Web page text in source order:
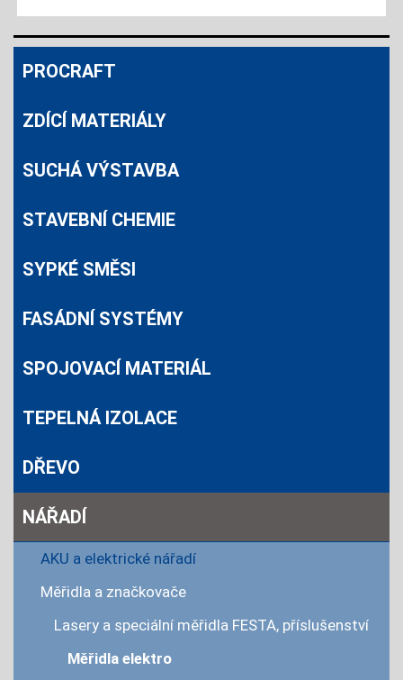
PROCRAFT
ZDÍCÍ MATERIÁLY
SUCHÁ VÝSTAVBA
STAVEBNÍ CHEMIE
SYPKÉ SMĚSI
FASÁDNÍ SYSTÉMY
SPOJOVACÍ MATERIÁL
TEPELNÁ IZOLACE
DŘEVO
NÁŘADÍ
AKU a elektrické nářadí
Měřidla a značkovače
Lasery a speciální měřidla FESTA, příslušenství
Měřidla elektro